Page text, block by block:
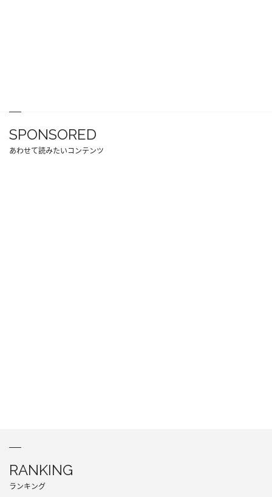
SPONSORED
あわせて読みたいコンテンツ
RANKING
ランキング